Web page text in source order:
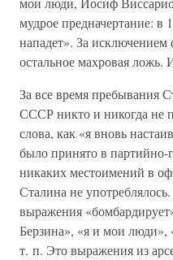
мудрое предначертание: в
нападет». За
остальное махровая ложь.
За все время пребывания
СССР никто и никогда не
слова, как «я вновь
было принято в партийно-
никаких местоимений в
Сталина не
выражения
Берзина», «я и мои люди»,
т. п. Это выражения из